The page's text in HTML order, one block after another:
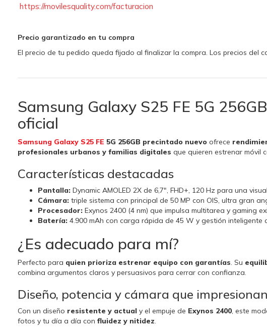
https://movilesquality.com/facturacion
Precio garantizado en tu compra
El precio de tu pedido queda fijado al finalizar la compra. Los precios del
Samsung Galaxy S25 FE 5G
oficial
Samsung Galaxy S25 FE 5G 256GB precintado nuevo ofrece
profesionales urbanos y familias digitales que quieren estrenar móvil
Características destacadas
Pantalla: Dynamic AMOLED 2X de 6,7", FHD+, 120 Hz para una
Cámara: triple sistema con principal de 50 MP con OIS, ultra gran
Procesador: Exynos 2400 (4 nm) que impulsa multitarea y gaming
Batería: 4.900 mAh con carga rápida de 45 W y gestión inteligente
¿Es adecuado para mí?
Perfecto para quien prioriza estrenar equipo con garantías. Su
combina argumentos claros y persuasivos para cerrar con confianza.
Diseño, potencia y cámara que impresionan
Con un diseño resistente y actual y el empuje de Exynos 2400, este
fotos y tu día a día con fluidez y nitidez.